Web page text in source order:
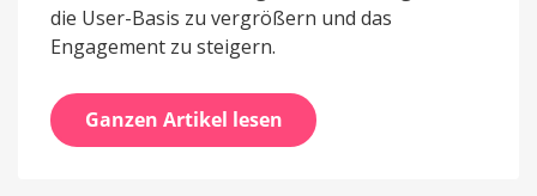
die User-Basis zu vergrößern und das
Engagement zu steigern.
Ganzen Artikel lesen